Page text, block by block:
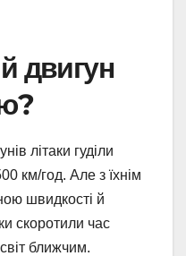
двигун
літаки гуділи
км/год. Але з їхнім
швидкості й
скоротили час
ближчим.